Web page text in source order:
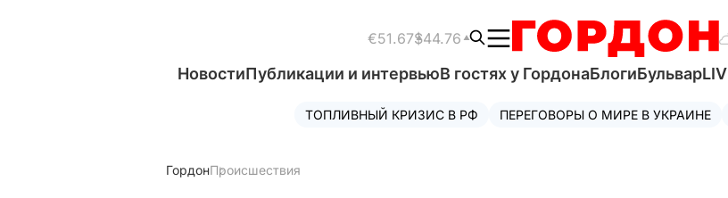
€51.67$44.76
НовостиПубликации и интервьюВ гостях у ГордонаБлогиБульвар
ТОПЛИВНЫЙ КРИЗИС В РФ ПЕРЕГОВОРЫ О МИРЕ В УКРАИНЕ
ГордонПроисшествия